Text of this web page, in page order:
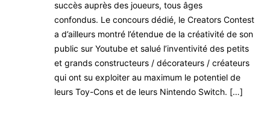
succès auprès des joueurs, tous âges
confondus. Le concours dédié, le Creators Contest
a d’ailleurs montré l’étendue de la créativité de son
public sur Youtube et salué l’inventivité des petits
et grands constructeurs / décorateurs / créateurs
qui ont su exploiter au maximum le potentiel de
leurs Toy-Cons et de leurs Nintendo Switch. […]